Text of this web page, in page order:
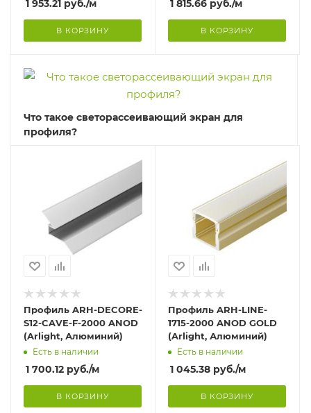
1 953.21 руб./м
В КОРЗИНУ
1 815.66 руб./м
В КОРЗИНУ
Что такое светорассеивающий экран для
профиля?
Профиль ARH-DECORE-
S12-CAVE-F-2000 ANOD
(Arlight, Алюминий)
Есть в наличии
1 700.12 руб./м
В КОРЗИНУ
Профиль ARH-LINE-
1715-2000 ANOD GOLD
(Arlight, Алюминий)
Есть в наличии
1 045.38 руб./м
В КОРЗИНУ